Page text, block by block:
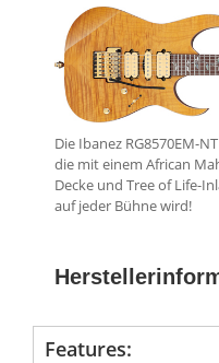
Die Ibanez RG8570EM-
die mit einem African
Decke und Tree of Life-
auf jeder Bühne wird!
Features: